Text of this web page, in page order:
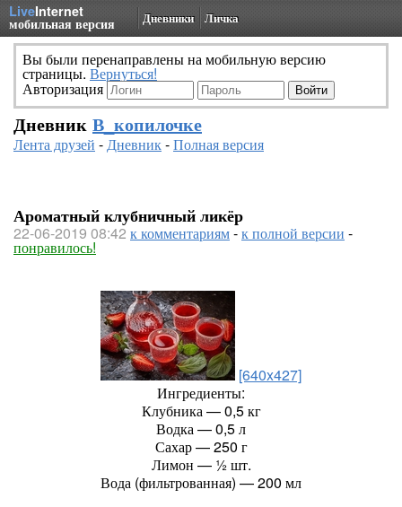
LiveInternet
мобильная версия Дневники Личка
Вы были перенаправлены на мобильную версию
страницы. Вернуться!
Авторизация
Дневник В_копилочке
Лента друзей -Дневник-Полная версия
Ароматный клубничный ликёр
22-06-2019 08:42 к комментариям-к полной версии -
понравилось!
[640x427]
Ингредиенты:
Клубника — 0,5 кг
Водка — 0,5 л
Сахар — 250 г
Лимон — ½ шт.
Вода (фильтрованная) — 200 мл